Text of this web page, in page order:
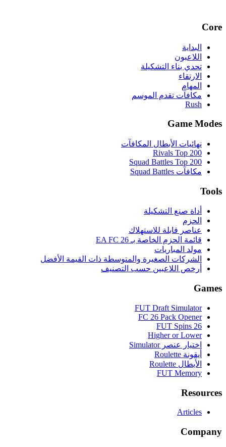
Core
البداية
اللاعبون
تحدي بناء التشكيلة
الارتقاء
المهام
مكافآت تقدم الموسم
Rush
Game Modes
نهائيات الأبطال المكافآت
Rivals Top 200
Squad Battles Top 200
مكافآت Squad Battles
Tools
أداة صنع التشكيلة
الحزم
عناصر قابلة للاستهلاك
قائمة الحزم الخاصة بـ EA FC 26
مولد المباريات
الشركات الصغيرة والمتوسطة ذات القيمة الأفضل
أرخص اللاعبين حسب التصنيف
Games
FUT Draft Simulator
FC 26 Pack Opener
FUT Spins 26
Higher or Lower
اختيار عنصر Simulator
أيقونة Roulette
الأبطال Roulette
FUT Memory
Resources
Articles
Company